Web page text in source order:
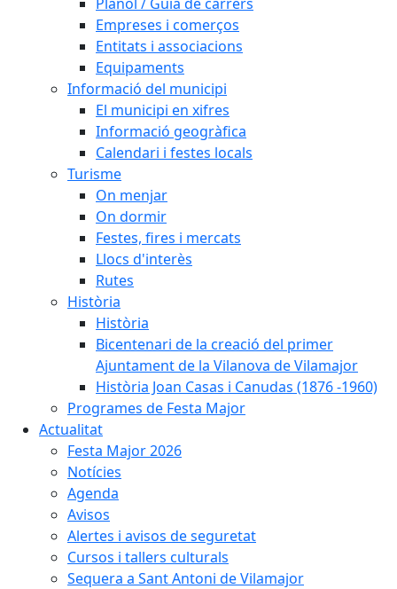
Empreses i comerços
Entitats i associacions
Equipaments
Informació del municipi
El municipi en xifres
Informació geogràfica
Calendari i festes locals
Turisme
On menjar
On dormir
Festes, fires i mercats
Llocs d'interès
Rutes
Història
Història
Bicentenari de la creació del primer
Ajuntament de la Vilanova de Vilamajor
Història Joan Casas i Canudas (1876 -1960)
Programes de Festa Major
Actualitat
Festa Major 2026
Notícies
Agenda
Avisos
Alertes i avisos de seguretat
Cursos i tallers culturals
Sequera a Sant Antoni de Vilamajor